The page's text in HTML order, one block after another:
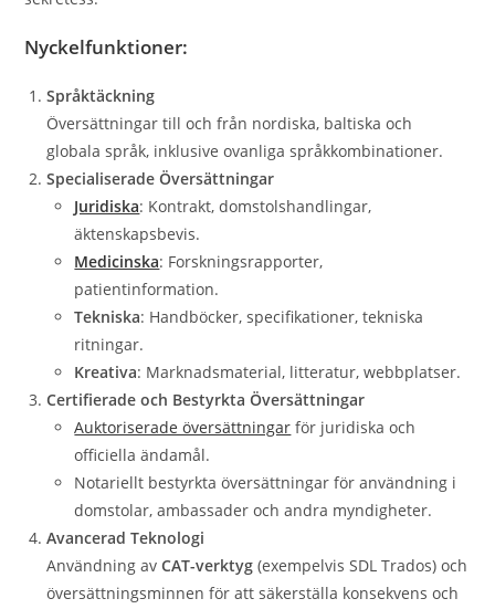
Nyckelfunktioner:
Språktäckning
Översättningar till och från nordiska, baltiska och
globala språk, inklusive ovanliga språkkombinationer.
Specialiserade Översättningar
Juridiska: Kontrakt, domstolshandlingar,
äktenskapsbevis.
Medicinska: Forskningsrapporter,
patientinformation.
Tekniska: Handböcker, specifikationer, tekniska
ritningar.
Kreativa: Marknadsmaterial, litteratur, webbplatser.
Certifierade och Bestyrkta Översättningar
Auktoriserade översättningar för juridiska och
officiella ändamål.
Notariellt bestyrkta översättningar för användning i
domstolar, ambassader och andra myndigheter.
Avancerad Teknologi
Användning avCAT-verktyg (exempelvis SDL Trados) och
översättningsminnen för att säkerställa konsekvens och